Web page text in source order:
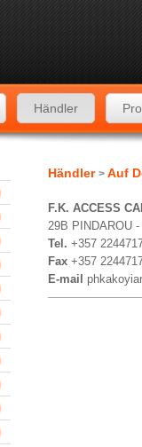
Händler
Händler > Auf
F.K. ACCESS
29B PINDAROU
Tel. +357
Fax +357
E-mail